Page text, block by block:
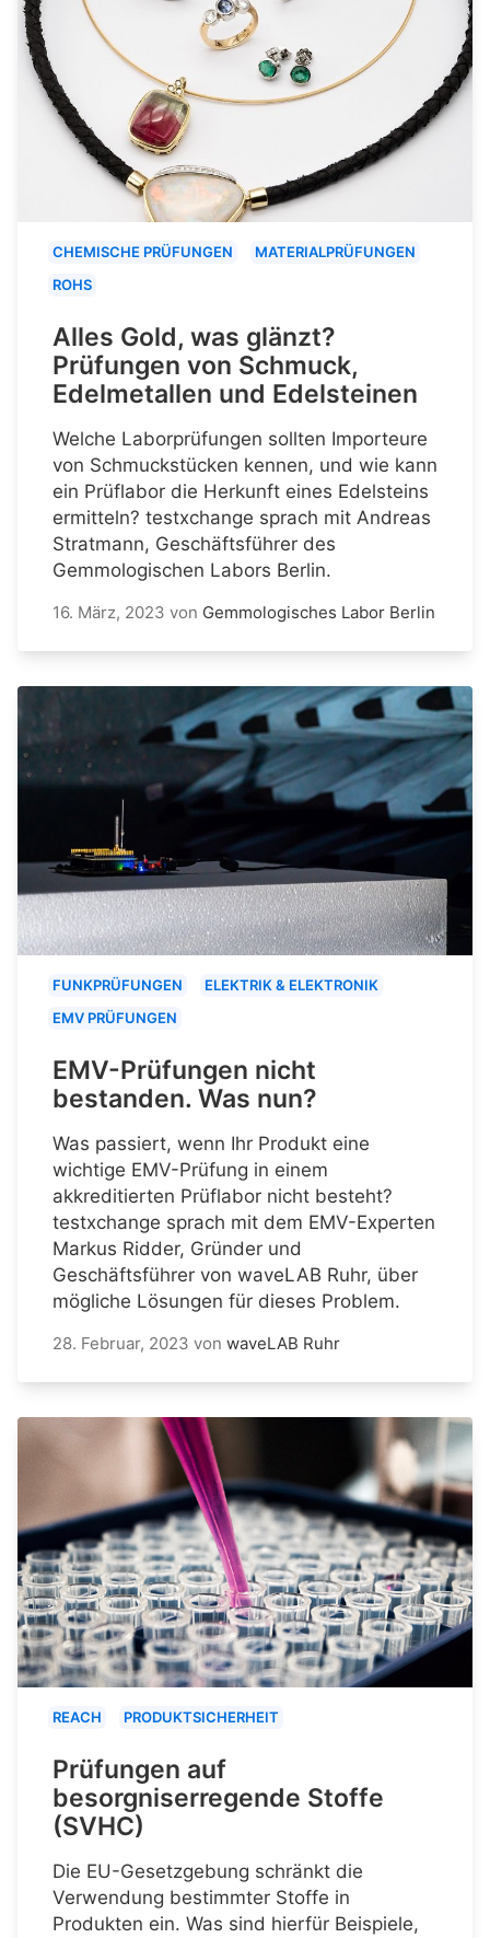
CHEMISCHE PRÜFUNGEN
MATERIALPRÜFUNGEN
ROHS
Alles Gold, was glänzt?
Prüfungen von Schmuck,
Edelmetallen und Edelsteinen
Welche Laborprüfungen sollten Importeure
von Schmuckstücken kennen, und wie kann
ein Prüflabor die Herkunft eines Edelsteins
ermitteln? testxchange sprach mit Andreas
Stratmann, Geschäftsführer des
Gemmologischen Labors Berlin.
16. März, 2023 von Gemmologisches Labor Berlin
FUNKPRÜFUNGEN
ELEKTRIK & ELEKTRONIK
EMV PRÜFUNGEN
EMV-Prüfungen nicht
bestanden. Was nun?
Was passiert, wenn Ihr Produkt eine
wichtige EMV-Prüfung in einem
akkreditierten Prüflabor nicht besteht?
testxchange sprach mit dem EMV-Experten
Markus Ridder, Gründer und
Geschäftsführer von waveLAB Ruhr, über
mögliche Lösungen für dieses Problem.
28. Februar, 2023 von waveLAB Ruhr
REACH PRODUKTSICHERHEIT
Prüfungen auf
besorgniserregende Stoffe
(SVHC)
Die EU-Gesetzgebung schränkt die
Verwendung bestimmter Stoffe in
Produkten ein. Was sind hierfür Beispiele,